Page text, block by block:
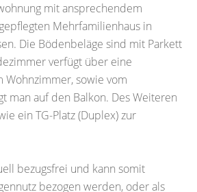
mit ansprechendem
Mehrfamilienhaus in
Die Bödenbeläge sind mit Parkett
verfügt über eine
Wohnzimmer, sowie vom
man auf den Balkon. Des Weiteren
ein TG-Platz (Duplex) zur
bezugsfrei und kann somit
bezogen werden, oder als